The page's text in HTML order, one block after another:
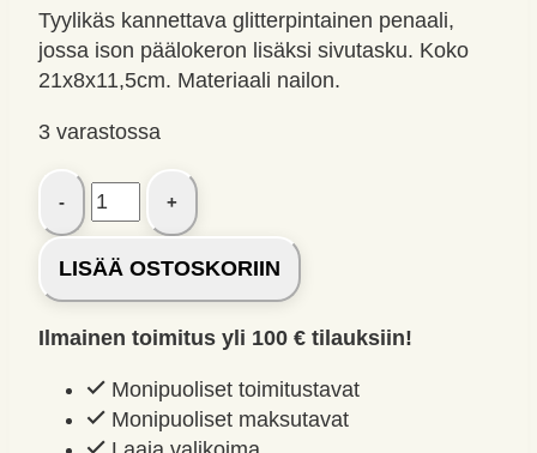
Tyylikäs kannettava glitterpintainen penaali,
jossa ison päälokeron lisäksi sivutasku. Koko
21x8x11,5cm. Materiaali nailon.
3 varastossa
Brunnen
kannettava
penaali
Midnight
sky
glitter
määrä
LISÄÄ OSTOSKORIIN
Ilmainen toimitus yli 100 € tilauksiin!
Monipuoliset toimitustavat
Monipuoliset maksutavat